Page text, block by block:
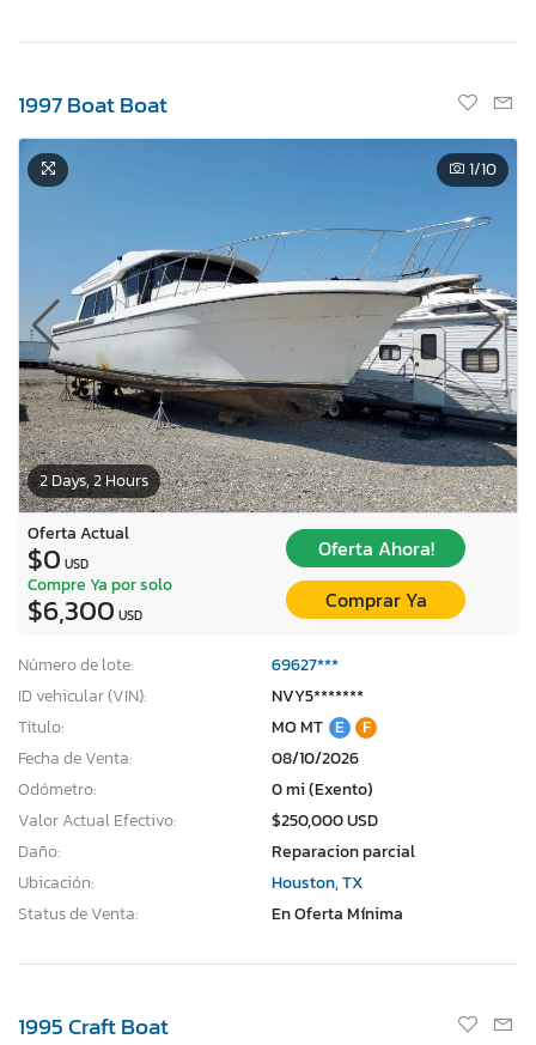
1997 Boat Boat
2 Days, 2 Hours
1/10
Oferta Actual
$0 USD
Oferta Ahora!
Compre Ya por solo
$6,300 USD
Comprar Ya
Número de lote:
69627***
ID vehicular (VIN):
NVY5*******
Título:
MO MT E
F
Fecha de Venta:
08/10/2026
Odómetro:
0 mi (Exento)
Valor Actual Efectivo:
$250,000 USD
Daño:
Reparacion parcial
Ubicación:
Houston, TX
Status de Venta:
En Oferta Mínima
1995 Craft Boat